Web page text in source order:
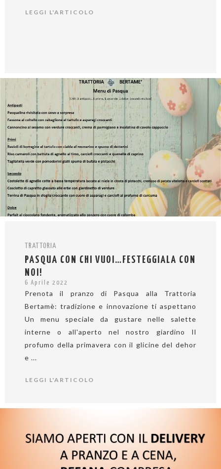
LEGGI L'ARTICOLO
TRATTORIA
PASQUA CON CHI VUOI…FESTEGGIALA CON
NOI!
6 Aprile 2022
Prenota il pranzo di Pasqua alla Trattoria
Bertamè: tradizione e innovazione ti aspettano
Un menu speciale da gustare nelle salette
interne o all'aperto nel nostro giardino Il
profumo della primavera con il glicine del dehor
e ...
LEGGI L'ARTICOLO